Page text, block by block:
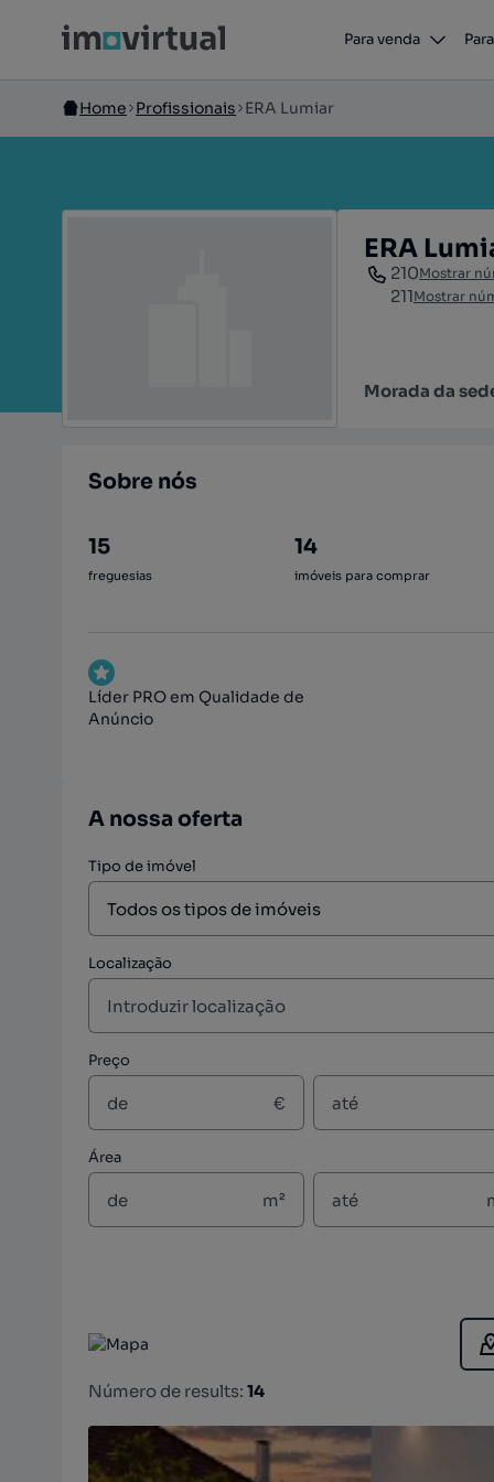
Para venda
Home Profissionais ERA Lumiar
ERA
210Mostrar
211Mostrar
Morada da
Sobre nós
15
freguesias
14
imóveis para comprar
Líder PRO em Qualidade de
Anúncio
A nossa oferta
Tipo de imóvel
Localização
Preço
€
Área
m²
Número de results: 14